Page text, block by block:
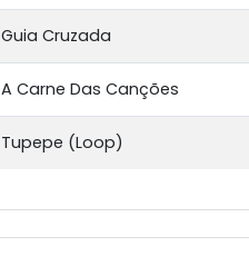
Guia Cruzada
A Carne Das Canções
Tupepe (Loop)